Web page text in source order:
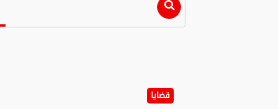
قضايا